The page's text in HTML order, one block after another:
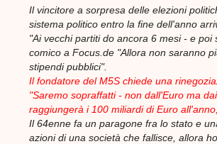
Il vincitore a sorpresa delle elezioni
sistema politico entro la fine dell'anno
"Ai vecchi partiti do ancora 6 mesi - e
comico a Focus.de "Allora non saranno
stipendi pubblici".
Il fondatore del M5S chiede una
"Saremo sopraffatti - non dall'Euro ma
raggiungerà i 100 miliardi di Euro
Il 64enne fa un paragone fra lo stato e
azioni di una società che fallisce, allora